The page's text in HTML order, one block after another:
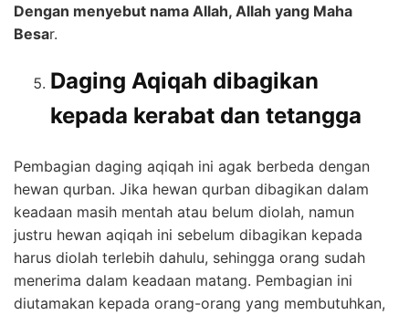
Dengan menyebut nama Allah, Allah yang Maha
Besar.
Daging Aqiqah dibagikan
kepada kerabat dan tetangga
Pembagian daging aqiqah ini agak berbeda dengan
hewan qurban. Jika hewan qurban dibagikan dalam
keadaan masih mentah atau belum diolah, namun
justru hewan aqiqah ini sebelum dibagikan kepada
harus diolah terlebih dahulu, sehingga orang sudah
menerima dalam keadaan matang. Pembagian ini
diutamakan kepada orang-orang yang membutuhkan,